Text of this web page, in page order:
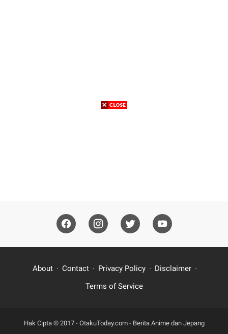
About Contact Privacy Policy
Disclaimer
Terms of Service
Hak Cipta © 2017 - OtakuToday.com - Berita Anime dan Jepang